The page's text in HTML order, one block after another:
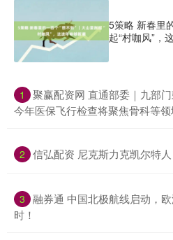
5策略 新春里
起“村咖风”，
1
聚赢配资网 直通部委｜九部
今年医保飞行检查将聚焦骨科等
2 信弘配资 尼克斯力克凯尔特
3 融券通 中国北极航线启动，
时！